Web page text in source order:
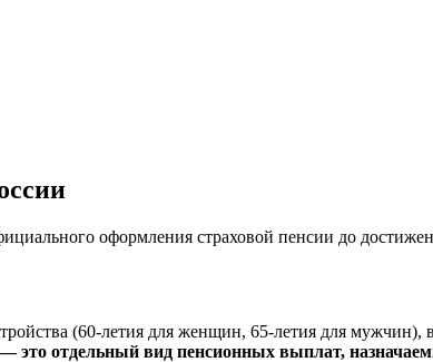
оформления страховой пенсии до
(60-летия для женщин, 65-летия для
это отдельный вид пенсионных выплат,